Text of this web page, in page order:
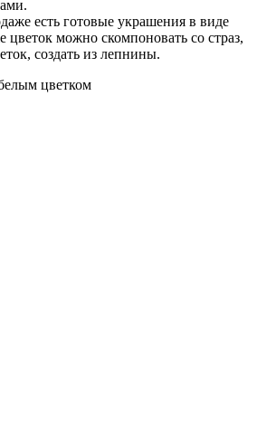
есть готовые украшения в виде
цветок можно скомпоновать со страз,
создать из лепнины.